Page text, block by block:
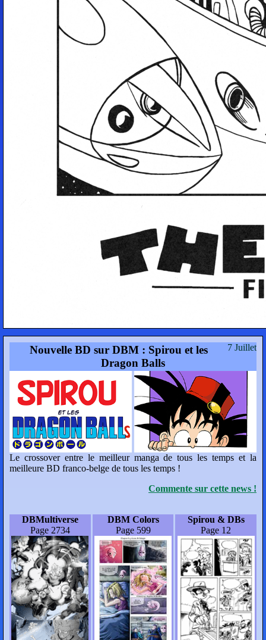
7 Juillet
Nouvelle BD sur DBM : Spirou et les
Dragon Balls
Le crossover entre le meilleur manga de tous les temps et la
meilleure BD franco-belge de tous les temps !
Commente sur cette news !
DBMultiverse
Page 2734
DBM Colors
Page 599
Spirou & DBs
Page 12